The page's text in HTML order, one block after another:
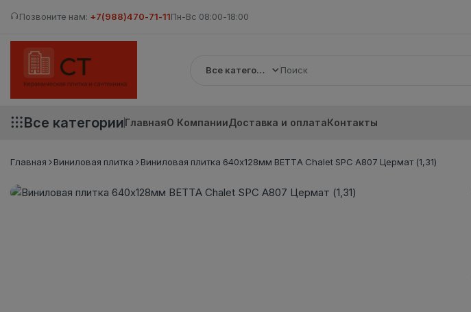
Позвоните нам: +7(988)470-71-11Пн-Вс 08:00-18:00
Все категории
Все категорииГлавнаяО КомпанииДоставка и оплатаКонтакты
Главная Виниловая плитка Виниловая плитка 640x128мм BETTA Chalet SPC A807 Цермат (1,31)